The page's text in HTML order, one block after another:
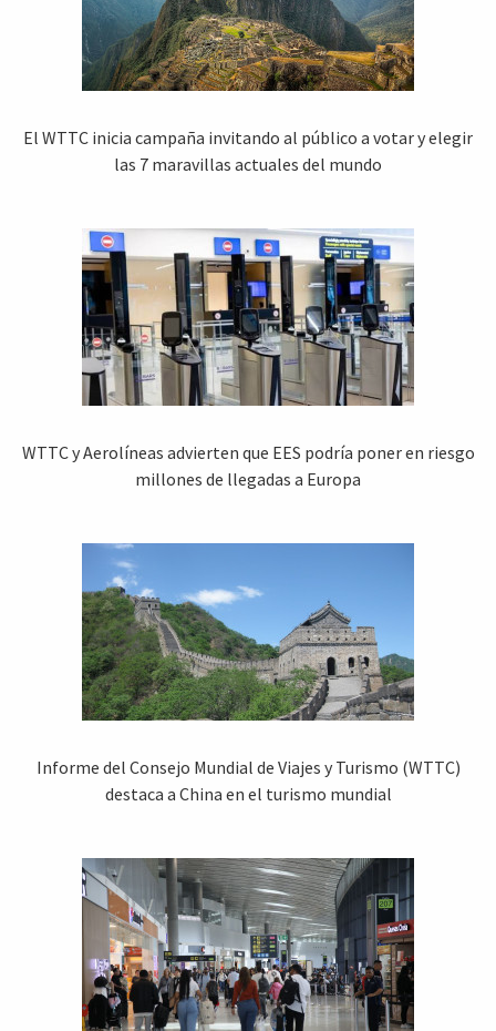
El WTTC inicia campaña invitando al público a votar y elegir
las 7 maravillas actuales del mundo
WTTC y Aerolíneas advierten que EES podría poner en riesgo
millones de llegadas a Europa
Informe del Consejo Mundial de Viajes y Turismo (WTTC)
destaca a China en el turismo mundial